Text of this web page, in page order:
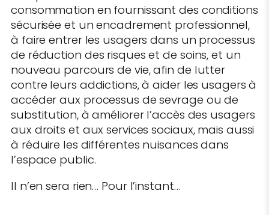
consommation en fournissant des conditions
sécurisée et un encadrement professionnel,
à faire entrer les usagers dans un processus
de réduction des risques et de soins, et un
nouveau parcours de vie, afin de lutter
contre leurs addictions, à aider les usagers à
accéder aux processus de sevrage ou de
substitution, à améliorer l’accès des usagers
aux droits et aux services sociaux, mais aussi
à réduire les différentes nuisances dans
l’espace public.
Il n’en sera rien… Pour l’instant…